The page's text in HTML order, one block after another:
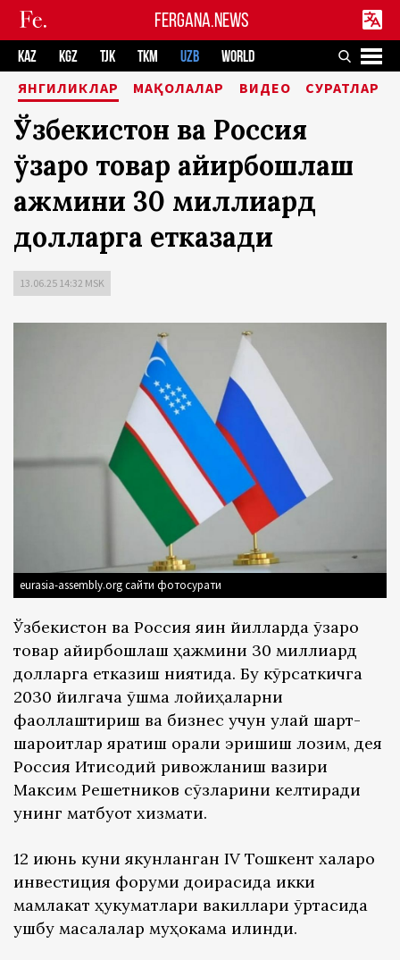
FERGANA.NEWS
KAZ KGZ TJK TKM UZB WORLD
ЯНГИЛИКЛАР МАҚОЛАЛАР ВИДЕО СУРАТЛАР
Ўзбекистон ва Россия
ўзаро товар айирбошлаш
ҳажмини 30 миллиард
долларга етказади
13.06.25 14:32 MSK
eurasia-assembly.org сайти фотосурати
Ўзбекистон ва Россия яқин йилларда ўзаро
товар айирбошлаш ҳажмини 30 миллиард
долларга етказиш ниятида. Бу кўрсаткичга
2030 йилгача қўшма лойиҳаларни
фаоллаштириш ва бизнес учун қулай шарт-
шароитлар яратиш орқали эришиш лозим, дея
Россия Иқтисодий ривожланиш вазири
Максим Решетников сўзларини келтиради
унинг матбуот хизмати.
12 июнь куни якунланган IV Тошкент халқаро
инвестиция форуми доирасида икки
мамлакат ҳукуматлари вакиллари ўртасида
ушбу масалалар муҳокама қилинди.